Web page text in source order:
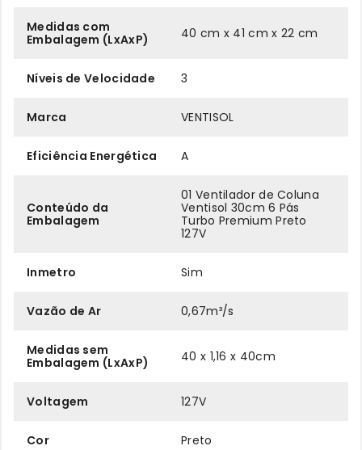
Medidas com
Embalagem (LxAxP)
40 cm x 41 cm x 22 cm
Níveis de Velocidade 3
Marca VENTISOL
Eficiência Energética A
Conteúdo da
Embalagem
01 Ventilador de Coluna
Ventisol 30cm 6 Pás
Turbo Premium Preto
127V
Inmetro Sim
Vazão de Ar 0,67m³/s
Medidas sem
Embalagem (LxAxP)
40 x 1,16 x 40cm
Voltagem 127V
Cor Preto